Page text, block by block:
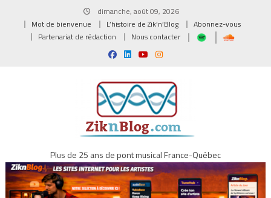
dimanche, août 09, 2026
Mot de bienvenue
L’histoire de Zik’n’Blog
Abonnez-vous
Partenariat de rédaction
Nous contacter
Plus de 25 ans de pont musical France-Québec